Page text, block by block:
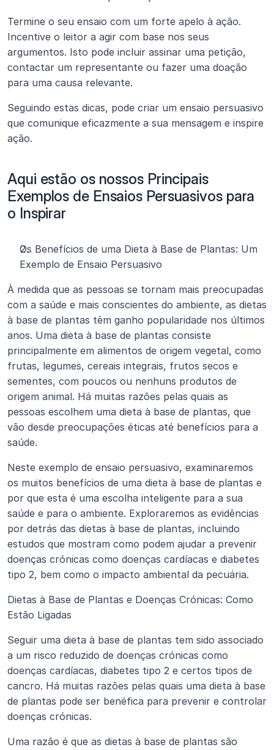
Termine o seu ensaio com um forte apelo à ação.
Incentive o leitor a agir com base nos seus
argumentos. Isto pode incluir assinar uma petição,
contactar um representante ou fazer uma doação
para uma causa relevante.
Seguindo estas dicas, pode criar um ensaio persuasivo
que comunique eficazmente a sua mensagem e inspire
ação.
Aqui estão os nossos Principais
Exemplos de Ensaios Persuasivos para
o Inspirar
Os Benefícios de uma Dieta à Base de Plantas: Um
Exemplo de Ensaio Persuasivo
À medida que as pessoas se tornam mais preocupadas
com a saúde e mais conscientes do ambiente, as dietas
à base de plantas têm ganho popularidade nos últimos
anos. Uma dieta à base de plantas consiste
principalmente em alimentos de origem vegetal, como
frutas, legumes, cereais integrais, frutos secos e
sementes, com poucos ou nenhuns produtos de
origem animal. Há muitas razões pelas quais as
pessoas escolhem uma dieta à base de plantas, que
vão desde preocupações éticas até benefícios para a
saúde.
Neste exemplo de ensaio persuasivo, examinaremos
os muitos benefícios de uma dieta à base de plantas e
por que esta é uma escolha inteligente para a sua
saúde e para o ambiente. Exploraremos as evidências
por detrás das dietas à base de plantas, incluindo
estudos que mostram como podem ajudar a prevenir
doenças crónicas como doenças cardíacas e diabetes
tipo 2, bem como o impacto ambiental da pecuária.
Dietas à Base de Plantas e Doenças Crónicas: Como
Estão Ligadas
Seguir uma dieta à base de plantas tem sido associado
a um risco reduzido de doenças crónicas como
doenças cardíacas, diabetes tipo 2 e certos tipos de
cancro. Há muitas razões pelas quais uma dieta à base
de plantas pode ser benéfica para prevenir e controlar
doenças crónicas.
Uma razão é que as dietas à base de plantas são